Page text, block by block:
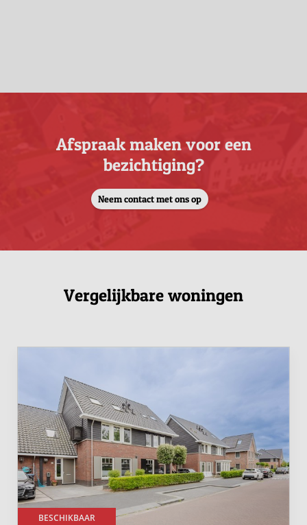
Afspraak maken voor een
bezichtiging?
Neem contact met ons op
Vergelijkbare woningen
BESCHIKBAAR